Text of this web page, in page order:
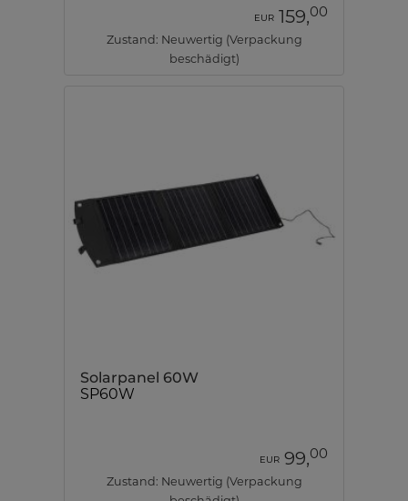
EUR 159,00
Zustand: Neuwertig (Verpackung
beschädigt)
Solarpanel 60W
SP60W
EUR 99,00
Zustand: Neuwertig (Verpackung